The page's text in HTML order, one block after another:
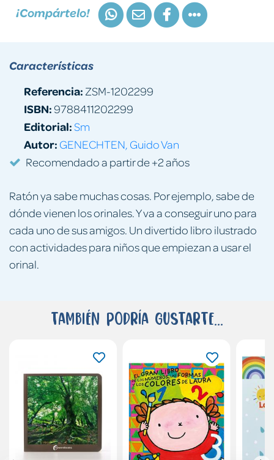
¡Compártelo!
Ratón ya sabe muchas cosas. Por ejemplo, sabe de
dónde vienen los orinales. Y va a conseguir uno para
cada uno de sus amigos. Un divertido libro ilustrado
con actividades para niños que empiezan a usar el
orinal.
Características
Referencia: ZSM-1202299
ISBN:9788411202299
Editorial:Sm
Autor: GENECHTEN, Guido Van
Recomendado a partir de +2 años
También podría gustarte...